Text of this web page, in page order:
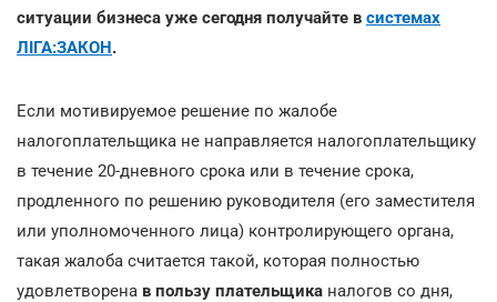
ситуации бизнеса уже сегодня получайте в системах
ЛІГА:ЗАКОН.
Если мотивируемое решение по жалобе
налогоплательщика не направляется налогоплательщику
в течение 20-дневного срока или в течение срока,
продленного по решению руководителя (его заместителя
или уполномоченного лица) контролирующего органа,
такая жалоба считается такой, которая полностью
удовлетворена в пользу плательщика налогов со дня,